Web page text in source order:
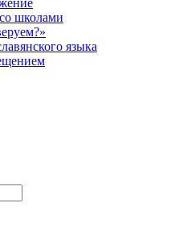
школами
языка